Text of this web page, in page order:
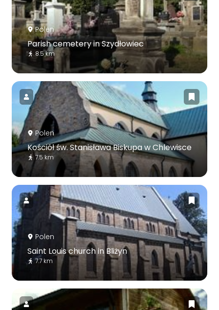
Polen
Parish cemetery in Szydłowiec
8.5 km
Polen
Kościół św. Stanisława Biskupa w Chlewisce
7.5 km
Polen
Saint Louis church in Bliżyn
7.7 km